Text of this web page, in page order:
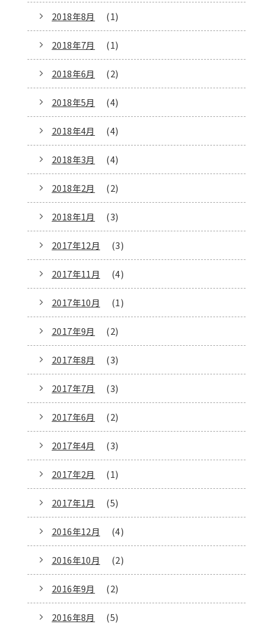
2018年8月 (1)
2018年7月 (1)
2018年6月 (2)
2018年5月 (4)
2018年4月 (4)
2018年3月 (4)
2018年2月 (2)
2018年1月 (3)
2017年12月 (3)
2017年11月 (4)
2017年10月 (1)
2017年9月 (2)
2017年8月 (3)
2017年7月 (3)
2017年6月 (2)
2017年4月 (3)
2017年2月 (1)
2017年1月 (5)
2016年12月 (4)
2016年10月 (2)
2016年9月 (2)
2016年8月 (5)